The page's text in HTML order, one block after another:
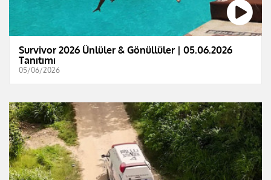
Survivor 2026 Ünlüler & Gönüllüler | 05.06.2026
Tanıtımı
05/06/2026